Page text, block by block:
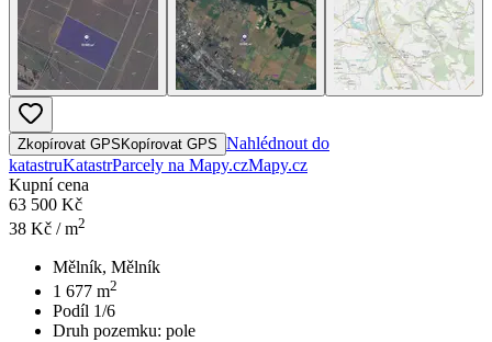
Zkopírovat GPS Kopírovat GPS Nahlédnout do
katastruKatastrParcely na Mapy.czMapy.cz
Kupní cena
63 500 Kč
38 Kč / m2
Mělník, Mělník
1 677 m2
Podíl 1/6
Druh pozemku: pole